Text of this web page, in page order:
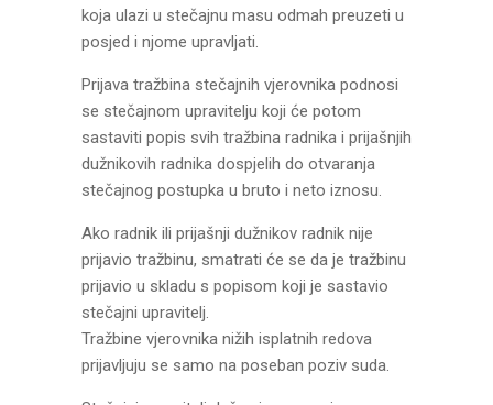
koja ulazi u stečajnu masu odmah preuzeti u
posjed i njome upravljati.
Prijava tražbina stečajnih vjerovnika podnosi
se stečajnom upravitelju koji će potom
sastaviti popis svih tražbina radnika i prijašnjih
dužnikovih radnika dospjelih do otvaranja
stečajnog postupka u bruto i neto iznosu.
Ako radnik ili prijašnji dužnikov radnik nije
prijavio tražbinu, smatrati će se da je tražbinu
prijavio u skladu s popisom koji je sastavio
stečajni upravitelj.
Tražbine vjerovnika nižih isplatnih redova
prijavljuju se samo na poseban poziv suda.